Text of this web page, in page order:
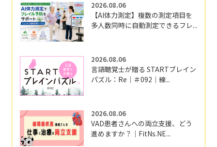
2026.08.06
【AI体力測定】複数の測定項目を
多人数同時に自動測定できるフレ...
2026.08.06
言語聴覚士が贈る STARTブレイン
パズル：Re｜＃092｜線...
2026.08.06
VAD患者さんへの両立支援、どう
進めますか？｜FitNs.NE...